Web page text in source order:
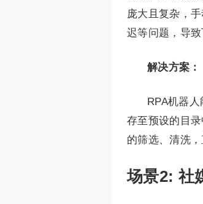
庞大且复杂，
迟等问题，导致
解决方案 ：
RPA机器
存至预设的目
的筛选、清洗
场景2: 社